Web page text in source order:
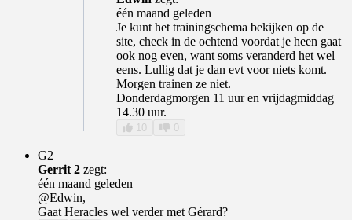
één maand geleden
Je kunt het trainingschema bekijken op de
site, check in de ochtend voordat je heen gaat
ook nog even, want soms veranderd het wel
eens. Lullig dat je dan evt voor niets komt.
Morgen trainen ze niet.
Donderdagmorgen 11 uur en vrijdagmiddag
14.30 uur.
10 0
G2
Gerrit 2 zegt:
één maand geleden
@Edwin,
Gaat Heracles wel verder met Gérard?